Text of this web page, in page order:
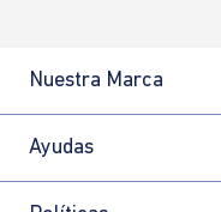
Nuestra Marca
Ayudas